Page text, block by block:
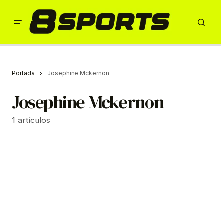
Portada Josephine Mckernon
Josephine Mckernon
1 artículos